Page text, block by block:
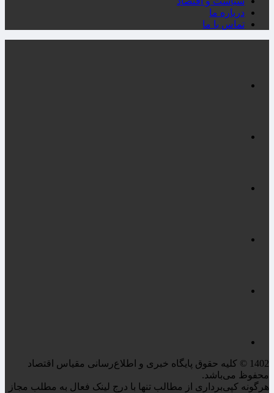
درباره ما
تماس با ما
1402 © کلیه حقوق پایگاه خبری و اطلاع‌رسانی مقیاس اقتصاد
محفوظ می‌باشد.
هرگونه کپی‌برداری از مطالب تنها با درج لینک فعال به مطلب مجاز